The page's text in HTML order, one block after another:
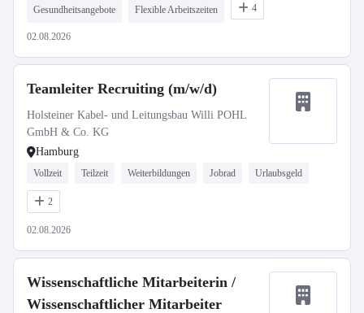
Gesundheitsangebote Flexible Arbeitszeiten 4
02.08.2026
Teamleiter Recruiting (m/w/d)
Holsteiner Kabel- und Leitungsbau Willi POHL
GmbH & Co. KG
Hamburg
Vollzeit Teilzeit Weiterbildungen Jobrad Urlaubsgeld
2
02.08.2026
Wissenschaftliche Mitarbeiterin /
Wissenschaftlicher Mitarbeiter